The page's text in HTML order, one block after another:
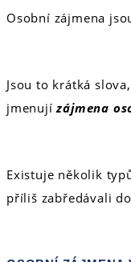
Osobní zájmena
Jsou to krátká
jmenujízájmena
Existuje několik
příliš zabředávali